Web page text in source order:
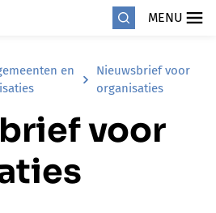
MENU
en
Nieuwsbrief voor
organisaties
voor